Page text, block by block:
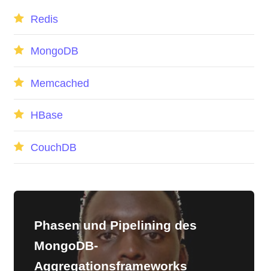
Redis
MongoDB
Memcached
HBase
CouchDB
Phasen und Pipelining des
MongoDB-
Aggregationsframeworks